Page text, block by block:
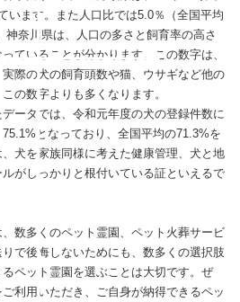
います。また人口比では5.0％（全国平均
奈川県は、人口の多さと飼育率の高さ
ていることが分かります。この数字は、
際の犬の飼育頭数や猫、ウサギなど他の
の数字よりも多くなります。
ータでは、令和元年度の犬の登録件数に
となっており、全国平均の71.3%を
犬を家族同様に考えた健康管理、犬と地
がしっかりと根付いている証といえるで
数多くのペット霊園、ペット火葬サービ
で後悔しないためにも、数多くの選択肢
ペット霊園を選ぶことは大切です。ぜ
利用いただき、ご自身が納得できるペッ